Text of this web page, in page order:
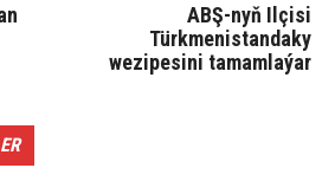
ABŞ-nyň Ilçisi
Türkmenistandaky
wezipesini tamamlaýar